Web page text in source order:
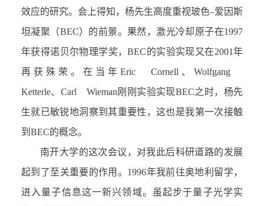
效应的研究。会上得知，杨先生高度重视玻色–爱因斯
坦凝聚（BEC）的前景。果然，激光冷却原子在1997
年获得诺贝尔物理学奖，BEC的实验实现又在2001年
再获殊荣。在当年Eric Cornell、Wolfgang
Ketterle、Carl Wieman刚刚实验实现BEC之时，杨先
生就已敏锐地洞察到其重要性，这也是我第一次接触
到BEC的概念。
南开大学的这次会议，对我此后科研道路的发展
起到了至关重要的作用。1996年我前往奥地利留学，
进入量子信息这一新兴领域。虽起步于量子光学实